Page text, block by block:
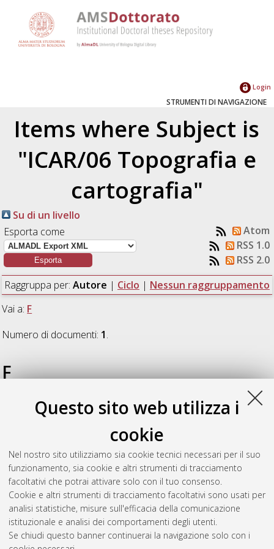
Questo sito web utilizza i
cookie
Nel nostro sito utilizziamo sia cookie tecnici necessari per il suo
funzionamento, sia cookie e altri strumenti di tracciamento
facoltativi che potrai attivare solo con il tuo consenso.
Cookie e altri strumenti di tracciamento facoltativi sono usati per
analisi statistiche, misure sull'efficacia della comunicazione
istituzionale e analisi dei comportamenti degli utenti.
Se chiudi questo banner continuerai la navigazione solo con i
Login
STRUMENTI DI NAVIGAZIONE
Items where Subject is
"ICAR/06 Topografia e
cartografia"
Su di un livello
Esporta come
Atom
RSS 1.0
RSS 2.0
Raggruppa per: Autore | Ciclo | Nessun raggruppamento
Vai a: F
Numero di documenti: 1.
F
Forte, Anna(2025)High-detail geomatic 3D surveying and
processing for small-objects robust documentation and
investigation in heritage science, [Dissertation thesis], Alma
Mater Studiorum Università di Bologna. Dottorato di ricerca in
Beni culturali e ambientali , 37 Ciclo. DOI
10.48676/unibo/amsdottorato/12071.
Questa lista e' stata generata ilSat Aug 8 20:31:24 2026